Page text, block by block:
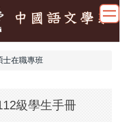
士在職專班
級學生手冊